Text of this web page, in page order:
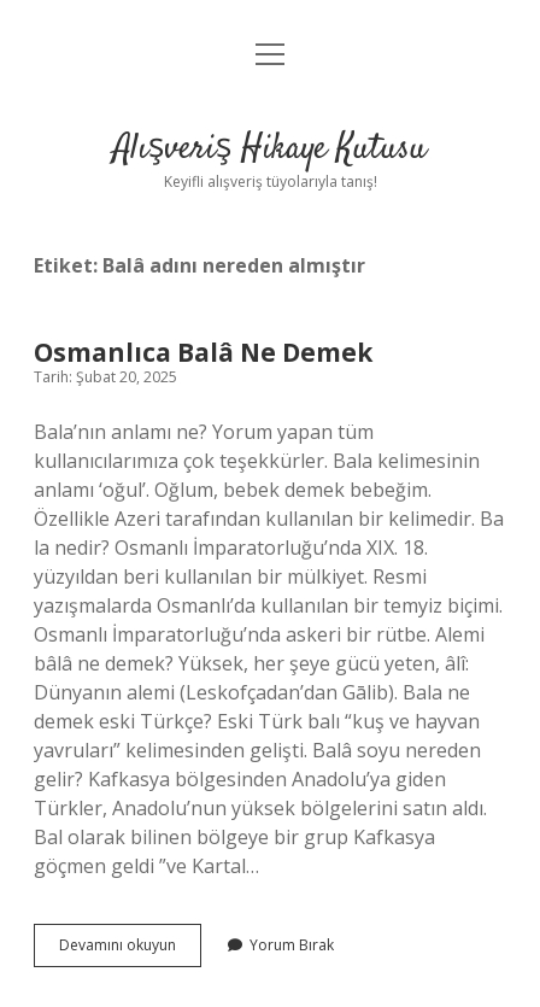
Anasayfa
Yasal Uyarı
menüyü
Alışveriş Hikaye Kutusu
Keyifli alışveriş tüyolarıyla tanış!
Etiket: Balâ adını nereden almıştır
Osmanlıca Balâ Ne Demek
Tarih: Şubat 20, 2025
Bala’nın anlamı ne? Yorum yapan tüm
kullanıcılarımıza çok teşekkürler. Bala kelimesinin
anlamı ‘oğul’. Oğlum, bebek demek bebeğim.
Özellikle Azeri tarafından kullanılan bir kelimedir. Ba
la nedir? Osmanlı İmparatorluğu’nda XIX. 18.
yüzyıldan beri kullanılan bir mülkiyet. Resmi
yazışmalarda Osmanlı’da kullanılan bir temyiz biçimi.
Osmanlı İmparatorluğu’nda askeri bir rütbe. Alemi
bâlâ ne demek? Yüksek, her şeye gücü yeten, âlî:
Dünyanın alemi (Leskofçadan’dan Gālib). Bala ne
demek eski Türkçe? Eski Türk balı “kuş ve hayvan
yavruları” kelimesinden gelişti. Balâ soyu nereden
gelir? Kafkasya bölgesinden Anadolu’ya giden
Türkler, Anadolu’nun yüksek bölgelerini satın aldı.
Bal olarak bilinen bölgeye bir grup Kafkasya
göçmen geldi ”ve Kartal…
Devamını okuyun Osmanlıca
Balâ
Yorum Bırak